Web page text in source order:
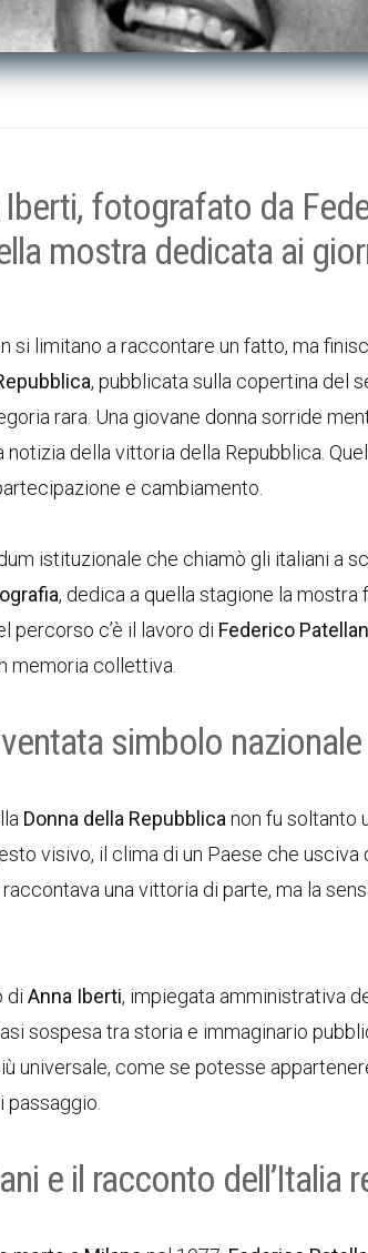
fotografato da
mostra dedicata ai
si limitano a raccontare un fatto, ma
, pubblicata sulla copertina del
rara. Una giovane donna sorride
notizia della vittoria della Repubblica.
e cambiamento.
istituzionale che chiamò gli italiani a
, dedica a quella stagione la mostra
percorso c’è il lavoro di Federico
memoria collettiva.
simbolo nazionale
Donna della Repubblica non fu soltanto
visivo, il clima di un Paese che
una vittoria di parte, ma la
diAnna Iberti, impiegata amministrativa
sospesa tra storia e immaginario
universale, come se potesse
e il racconto dell’Italia